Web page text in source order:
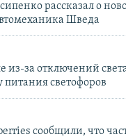
рассказал о
Шведа
из-за отключений
питания светофоров
сообщили, что